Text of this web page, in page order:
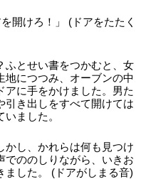
開けろ！」 (ドアをたたく
ふとせい書をつかむと、女
につつみ、オーブンの中
アに手をかけました。男た
引き出しをすべて開けては
ました。
かし、かれらは何も見つけ
でののしりながら、いきお
ました。 (ドアがしまる音)